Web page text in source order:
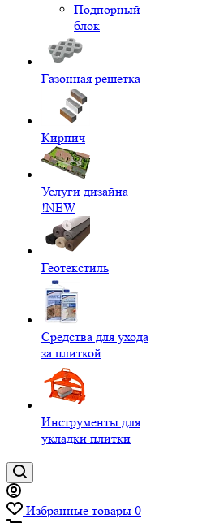
Подпорный
блок
Газонная решетка
Кирпич
Услуги дизайна
!NEW
Геотекстиль
Средства для ухода
за плиткой
Инструменты для
укладки плитки
Избранные товары 0